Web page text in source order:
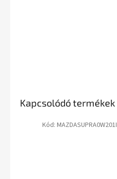
Kapcsolódó termékek
Kód: MAZDASUPRA0W201I